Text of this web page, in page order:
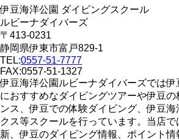
伊豆海洋公園 ダイビングスクール
ルビーナダイバーズ
〒413-0231
静岡県伊東市富戸829-1
TEL:0557-51-7777
FAX:0557-51-1327
伊豆海洋公園ルビーナダイバーズでは
におすすめなダイビングツアーや伊豆
ンス、伊豆での体験ダイビング、伊豆
クス等スクールを行っています。当店
新、伊豆のダイビング情報、ポイント情